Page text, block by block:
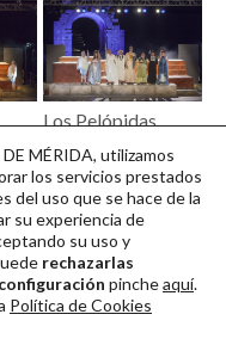
Los Pelópidas.
Cáparra / Foto:
Jero Morales 09
Descargar en alta
MÉRIDA, utilizamos
los servicios prestados
del uso que se hace de la
su experiencia de
su uso y
rechazarlas
pincheaquí.
Política de Cookies